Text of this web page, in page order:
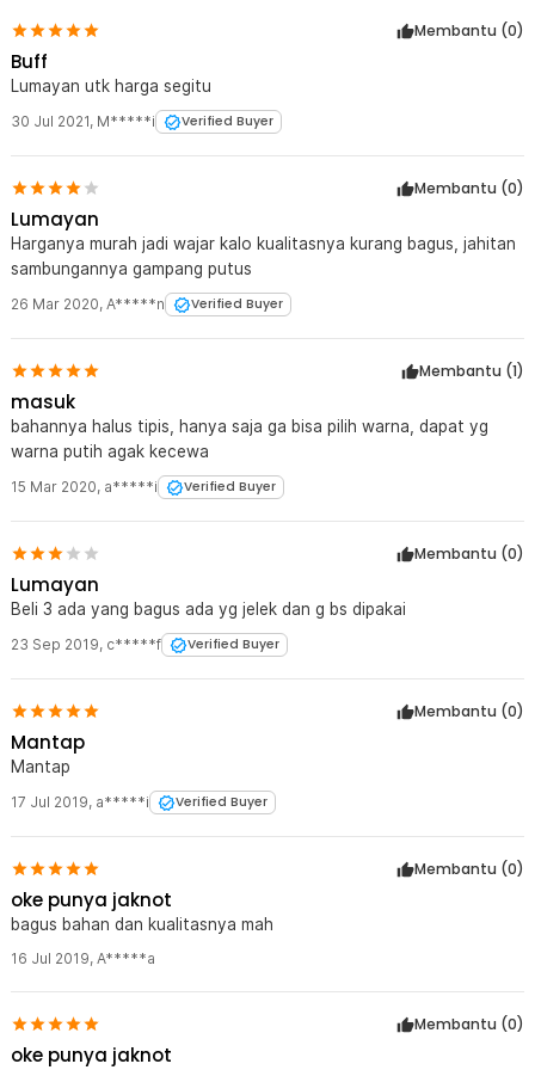
Membantu (0)
Buff
Lumayan utk harga segitu
30 Jul 2021, M*****i Verified Buyer
Membantu (0)
Lumayan
Harganya murah jadi wajar kalo kualitasnya kurang bagus, jahitan
sambungannya gampang putus
26 Mar 2020, A*****n Verified Buyer
Membantu (1)
masuk
bahannya halus tipis, hanya saja ga bisa pilih warna, dapat yg
warna putih agak kecewa
15 Mar 2020, a*****i Verified Buyer
Membantu (0)
Lumayan
Beli 3 ada yang bagus ada yg jelek dan g bs dipakai
23 Sep 2019, c*****f Verified Buyer
Membantu (0)
Mantap
Mantap
17 Jul 2019, a*****i Verified Buyer
Membantu (0)
oke punya jaknot
bagus bahan dan kualitasnya mah
16 Jul 2019, A*****a
Membantu (0)
oke punya jaknot